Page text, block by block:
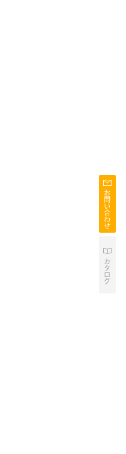
お
問
い
合
わ
せ
カ
タ
ロ
グ